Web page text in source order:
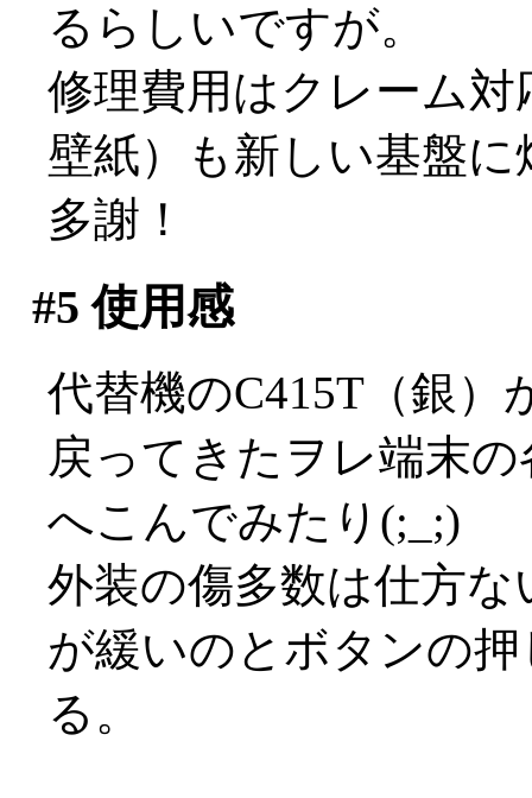
るらしいですが。
修理費用はクレーム
壁紙）も新しい基盤
多謝！
#5 使用感
代替機のC415T（銀）
戻ってきたヲレ端末
へこんでみたり(;_;)
外装の傷多数は仕方
が緩いのとボタンの
る。